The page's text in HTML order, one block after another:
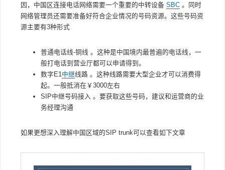
因，中国区连接电话网络需要一个重要的中转设备 SBC 。同时
网络管理员还需要准备好符合企业情况的号码资源。这些号码资
源主要有3种形式
普通电话线-铜线 。这种是中国境内最普遍的电话线，一
般打电话到营业厅都可以申请得到。
数字E1 中继线路 。这种线路需要大型企业才可以消费得
起。一般抵消在￥3000左右
SIP中继号码接入 。要获取这些号码，建议和运营商的业
务经理沟通
如果更想深入理解中国区域的SIP trunk可以查看如下文章